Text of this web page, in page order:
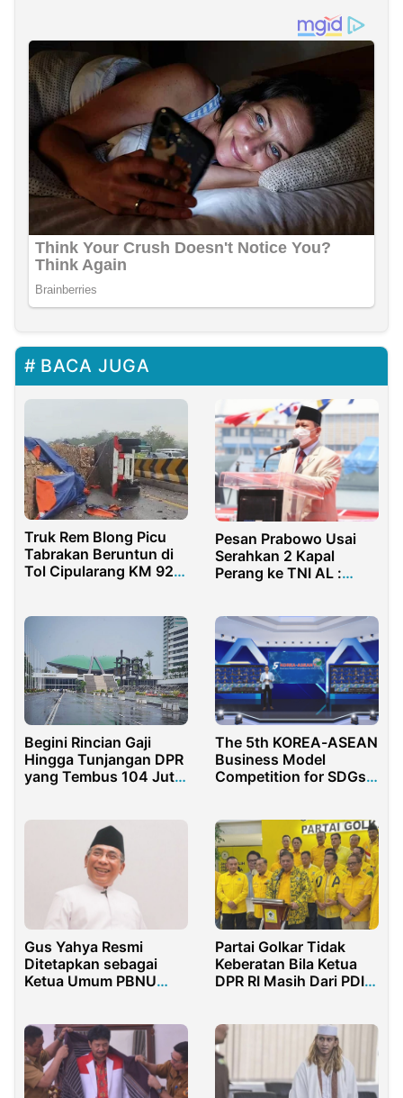
BACA JUGA
Truk Rem Blong Picu
Tabrakan Beruntun di
Tol Cipularang KM 92,
Pesan Prabowo Usai
Serahkan 2 Kapal
Perang ke TNI AL :
Begini Rincian Gaji
Hingga Tunjangan DPR
yang Tembus 104 Juta
The 5th KOREA-ASEAN
Business Model
Competition for SDGs
Innovations, Awarded
USD 10,000 by Korea
and Indonesia’s
Ministries of SMEs
Gus Yahya Resmi
Ditetapkan sebagai
Ketua Umum PBNU
Partai Golkar Tidak
Keberatan Bila Ketua
DPR RI Masih Dari PDI